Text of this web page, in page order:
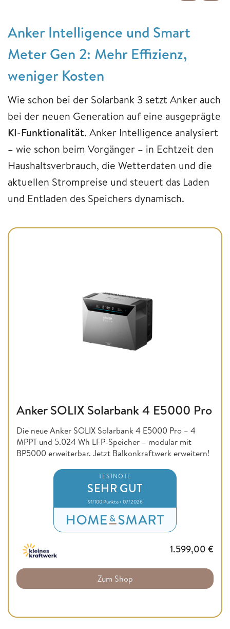
Anker Intelligence und Smart
Meter Gen 2: Mehr Effizienz,
weniger Kosten
Wie schon bei der Solarbank 3 setzt Anker auch
bei der neuen Generation auf eine ausgeprägte
KI-Funktionalität. Anker Intelligence analysiert
– wie schon beim Vorgänger – in Echtzeit den
Haushaltsverbrauch, die Wetterdaten und die
aktuellen Strompreise und steuert das Laden
und Entladen des Speichers dynamisch.
Anker SOLIX Solarbank 4 E5000 Pro
Die neue Anker SOLIX Solarbank 4 E5000 Pro – 4
MPPT und 5.024 Wh LFP-Speicher – modular mit
BP5000 erweiterbar. Jetzt Balkonkraftwerk erweitern!
TESTNOTE
SEHR GUT
91/100 Punkte • 07/2026
1.599,00 €
Zum Shop